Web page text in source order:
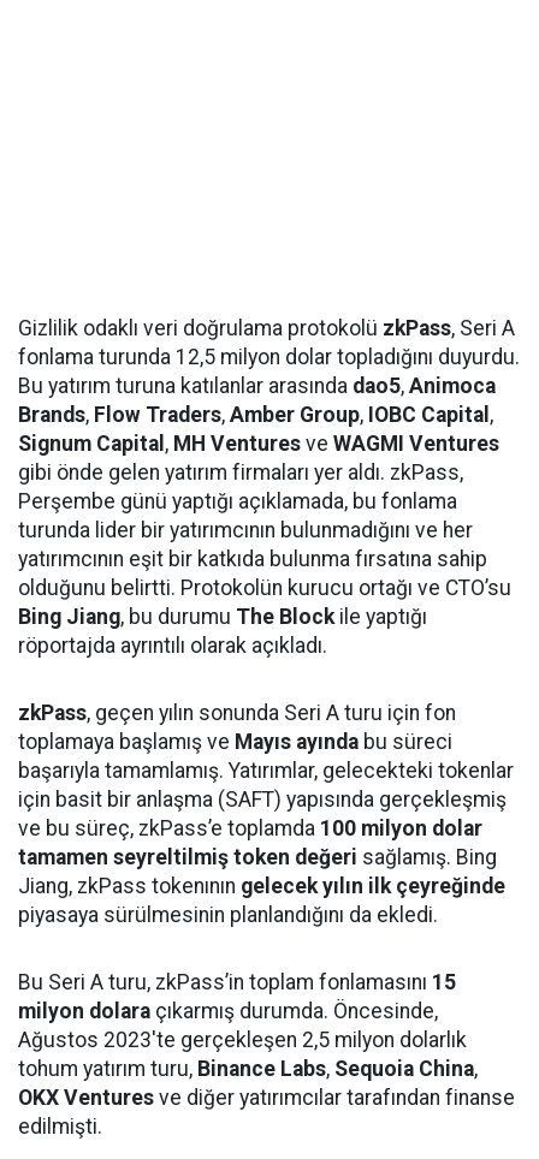
Gizlilik odaklı veri doğrulama protokolü zkPass, Seri A
fonlama turunda 12,5 milyon dolar topladığını duyurdu.
Bu yatırım turuna katılanlar arasında dao5, Animoca
Brands, Flow Traders, Amber Group, IOBC Capital ,
Signum Capital , MH Ventures ve WAGMI Ventures
gibi önde gelen yatırım firmaları yer aldı. zkPass,
Perşembe günü yaptığı açıklamada, bu fonlama
turunda lider bir yatırımcının bulunmadığını ve her
yatırımcının eşit bir katkıda bulunma fırsatına sahip
olduğunu belirtti. Protokolün kurucu ortağı ve CTO’su
Bing Jiang, bu durumu The Blockile yaptığı
röportajda ayrıntılı olarak açıkladı.
zkPass, geçen yılın sonunda Seri A turu için fon
toplamaya başlamış ve Mayıs ayında bu süreci
başarıyla tamamlamış. Yatırımlar, gelecekteki tokenlar
için basit bir anlaşma (SAFT) yapısında gerçekleşmiş
ve bu süreç, zkPass’e toplamda 100 milyon dolar
tamamen seyreltilmiş token değeri sağlamış. Bing
Jiang, zkPass tokenının gelecek yılın ilk çeyreğinde
piyasaya sürülmesinin planlandığını da ekledi.
Bu Seri A turu, zkPass’in toplam fonlamasını 15
milyon dolara çıkarmış durumda. Öncesinde,
Ağustos 2023'te gerçekleşen 2,5 milyon dolarlık
tohum yatırım turu, Binance Labs, Sequoia China,
OKX Ventures ve diğer yatırımcılar tarafından finanse
edilmişti.